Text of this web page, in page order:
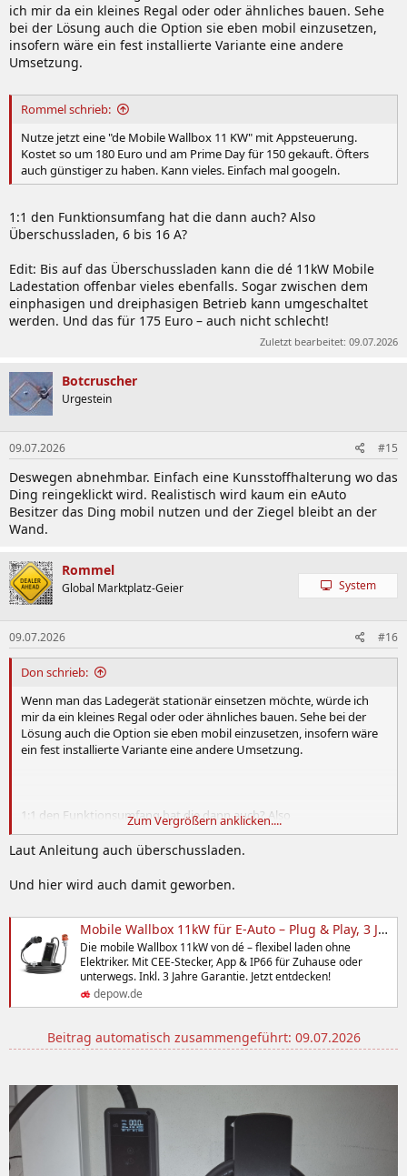
ich mir da ein kleines Regal oder oder ähnliches bauen. Sehe
bei der Lösung auch die Option sie eben mobil einzusetzen,
insofern wäre ein fest installierte Variante eine andere
Umsetzung.
Rommel schrieb:
Nutze jetzt eine "de Mobile Wallbox 11 KW" mit Appsteuerung.
Kostet so um 180 Euro und am Prime Day für 150 gekauft. Öfters
auch günstiger zu haben. Kann vieles. Einfach mal googeln.
1:1 den Funktionsumfang hat die dann auch? Also
Überschussladen, 6 bis 16 A?
Edit: Bis auf das Überschussladen kann die dé 11kW Mobile
Ladestation offenbar vieles ebenfalls. Sogar zwischen dem
einphasigen und dreiphasigen Betrieb kann umgeschaltet
werden. Und das für 175 Euro – auch nicht schlecht!
Zuletzt bearbeitet: 09.07.2026
Botcruscher
Urgestein
09.07.2026 #15
Deswegen abnehmbar. Einfach eine Kunsstoffhalterung wo das
Ding reingeklickt wird. Realistisch wird kaum ein eAuto
Besitzer das Ding mobil nutzen und der Ziegel bleibt an der
Wand.
Rommel
Global Marktplatz-Geier System
09.07.2026 #16
Don schrieb:
Wenn man das Ladegerät stationär einsetzen möchte, würde ich
mir da ein kleines Regal oder oder ähnliches bauen. Sehe bei der
Lösung auch die Option sie eben mobil einzusetzen, insofern wäre
ein fest installierte Variante eine andere Umsetzung.
1:1 den Funktionsumfang hat die dann auch? Also
Überschussladen, 6 bis 16 A?
Edit: Bis auf das Überschussladen kann die dé 11kW Mobile
Ladestation offenbar vieles ebenfalls. Sogar zwischen dem
einphasigen und dreiphasigen Betrieb kann umgeschaltet werden.
Zum Vergrößern anklicken....
Laut Anleitung auch überschussladen.
Und hier wird auch damit geworben.
Mobile Wallbox 11kW für E-Auto – Plug & Play, 3 Jahre Garantie | dé
Die mobile Wallbox 11kW von dé – flexibel laden ohne
Elektriker. Mit CEE-Stecker, App & IP66 für Zuhause oder
unterwegs. Inkl. 3 Jahre Garantie. Jetzt entdecken!
depow.de
Beitrag automatisch zusammengeführt: 09.07.2026